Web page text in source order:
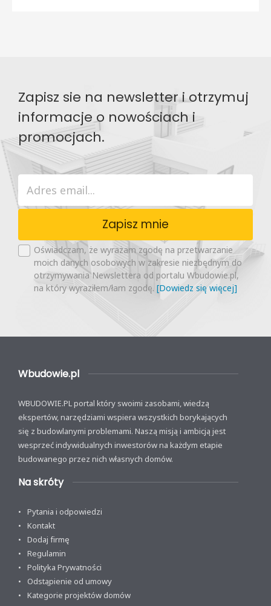
Zapisz sie na newsletter i otrzymuj
informacje o nowościach i
promocjach.
Zapisz mnie
Oświadczam, że wyrażam zgodę na przetwarzanie
moich danych osobowych w zakresie niezbędnym do
otrzymywania Newslettera od portalu Wbudowie.pl,
na który wyraziłem/łam zgodę. [Dowiedz się więcej]
Wbudowie.pl
WBUDOWIE.PL portal który swoimi zasobami, wiedzą
ekspertów, narzędziami wspiera wszystkich borykających
się z budowlanymi problemami. Naszą misją i ambicją jest
wesprzeć indywidualnych inwestorów na każdym etapie
budowanego przez nich własnych domów.
Na skróty
Pytania i odpowiedzi
Kontakt
Dodaj firmę
Regulamin
Polityka Prywatności
Odstąpienie od umowy
Kategorie projektów domów